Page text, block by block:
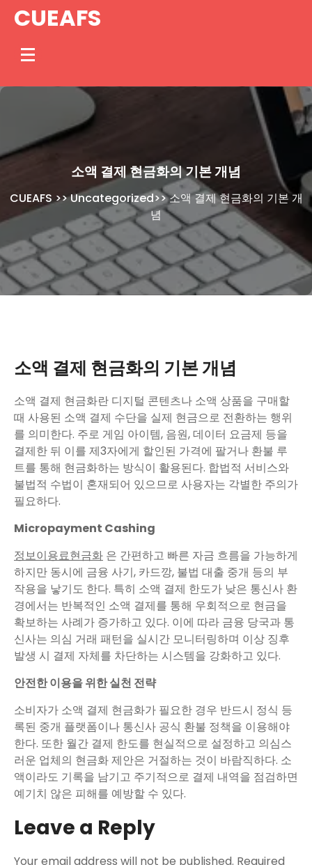
SkipCUEAFS
소액 결제 현금화의 기본 개념
CUEAFS >>Uncategorized>>소액 결제 현금화의 기본 개
념
소액 결제 현금화의 기본 개념
소액 결제 현금화란 디지털 콘텐츠나 소액 상품을 구매할
때 사용된 소액 결제 수단을 실제 현금으로 전환하는 행위
를 의미한다. 주로 게임 아이템, 음원, 데이터 요금제 등을
결제한 뒤 이를 제3자에게 할인된 가격에 팔거나 환불 루
트를 통해 현금화하는 방식이 활용된다. 합법적 서비스와
불법적 수법이 혼재되어 있으므로 사용자는 각별한 주의가
필요하다.
Micropayment Cashing
정보이용료현금화 은 간편하고 빠른 자금 흐름을 가능하게
하지만 동시에 금융 사기, 카드깡, 불법 대출 중개 등의 부
작용을 낳기도 한다. 특히 소액 결제 한도가 낮은 통신사 환
경에서는 반복적인 소액 결제를 통해 우회적으로 현금을
확보하는 사례가 증가하고 있다. 이에 따라 금융 당국과 통
신사는 의심 거래 패턴을 실시간 모니터링하며 이상 징후
발생 시 결제 자체를 차단하는 시스템을 강화하고 있다.
안전한 이용을 위한 실천 전략
소비자가 소액 결제 현금화가 필요한 경우 반드시 정식 등
록된 중개 플랫폼이나 통신사 공식 환불 정책을 이용해야
한다. 또한 월간 결제 한도를 현실적으로 설정하고 의심스
러운 업체의 현금화 제안은 거절하는 것이 바람직하다. 소
액이라도 기록을 남기고 주기적으로 결제 내역을 점검하면
예기치 않은 피해를 예방할 수 있다.
Leave a Reply
Your email address will not be published. Required